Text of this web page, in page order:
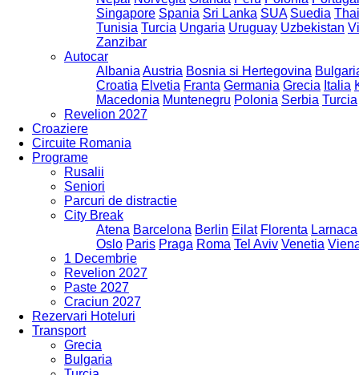
Singapore Spania Sri Lanka SUA Suedia
Tunisia Turcia Ungaria Uruguay Uzbekistan
Zanzibar
Autocar
Albania Austria Bosnia si Hertegovina
Croatia Elvetia Franta Germania Grecia Italia
Macedonia Muntenegru Polonia Serbia Turcia
Revelion 2027
Croaziere
Circuite Romania
Programe
Rusalii
Seniori
Parcuri de distractie
City Break
Atena Barcelona Berlin Eilat Florenta Larnaca
Oslo Paris Praga Roma Tel Aviv Venetia
1 Decembrie
Revelion 2027
Paste 2027
Craciun 2027
Rezervari Hoteluri
Transport
Grecia
Bulgaria